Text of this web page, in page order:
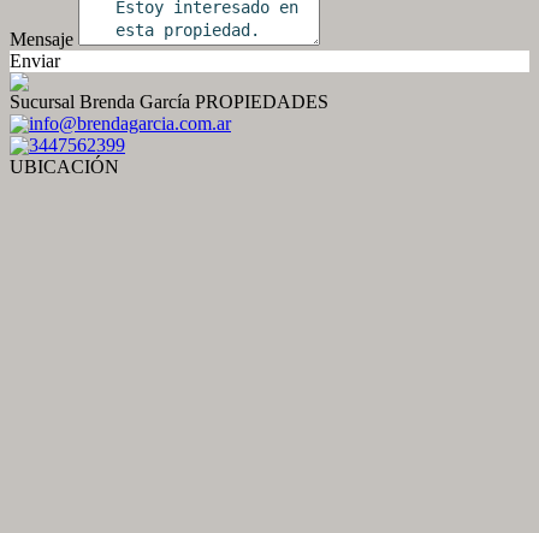
Mensaje
Enviar
Sucursal Brenda García PROPIEDADES
info@brendagarcia.com.ar
3447562399
UBICACIÓN